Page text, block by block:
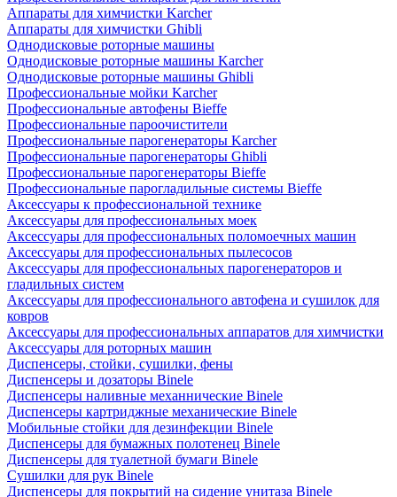
Аппараты для химчистки Karcher
Аппараты для химчистки Ghibli
Однодисковые роторные машины
Однодисковые роторные машины Karcher
Однодисковые роторные машины Ghibli
Профессиональные мойки Karcher
Профессиональные автофены Bieffe
Профессиональные пароочистители
Профессиональные парогенераторы Karcher
Профессиональные парогенераторы Ghibli
Профессиональные парогенераторы Bieffe
Профессиональные парогладильные системы Bieffe
Аксессуары к профессиональной технике
Аксессуары для профессиональных моек
Аксессуары для профессиональных поломоечных машин
Аксессуары для профессиональных пылесосов
Аксессуары для профессиональных парогенераторов и
гладильных систем
Аксессуары для профессионального автофена и сушилок для
ковров
Аксессуары для профессиональных аппаратов для химчистки
Аксессуары для роторных машин
Диспенсеры, стойки, сушилки, фены
Диспенсеры и дозаторы Binele
Диспенсеры наливные механнические Binele
Диспенсеры картриджные механические Binele
Мобильные стойки для дезинфекции Binele
Диспенсеры для бумажных полотенец Binele
Диспенсеры для туалетной бумаги Binele
Сушилки для рук Binele
Диспенсеры для покрытий на сидение унитаза Binele